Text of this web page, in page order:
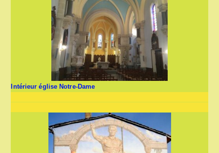
Intérieur église Notre-Dame